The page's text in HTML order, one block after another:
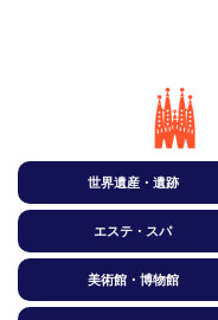
世界遺産・遺跡
エステ・スパ
美術館・博物館